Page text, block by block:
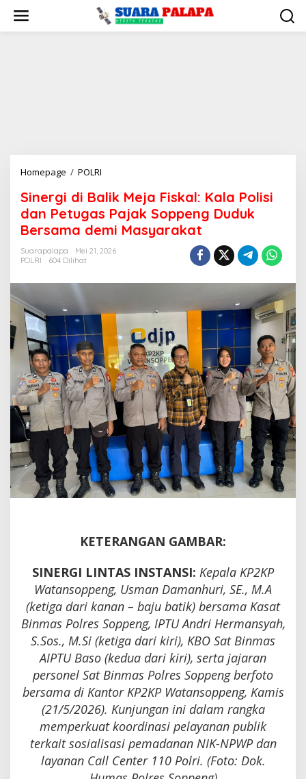
konten
Homepage / POLRI
Balik
Meja
Fiskal:
Polisi
Petugas
Soppeng
Duduk
Bersama
demi
Masyarakat
Sinergi di Balik Meja Fiskal: Kala Polisi
dan Petugas Pajak Soppeng Duduk
Bersama demi Masyarakat
Suarapalapa
Mei 21, 2026
POLRI
604 Dilihat
KETERANGAN GAMBAR:
​SINERGI LINTAS INSTANSI: Kepala KP2KP
Watansoppeng, Usman Damanhuri, SE., M.A
(ketiga dari kanan – baju batik) bersama Kasat
Binmas Polres Soppeng, IPTU Andri Hermansyah,
S.Sos., M.Si (ketiga dari kiri), KBO Sat Binmas
AIPTU Baso (kedua dari kiri), serta jajaran
personel Sat Binmas Polres Soppeng berfoto
bersama di Kantor KP2KP Watansoppeng, Kamis
(21/5/2026). Kunjungan ini dalam rangka
memperkuat koordinasi pelayanan publik
terkait sosialisasi pemadanan NIK-NPWP dan
layanan Call Center 110 Polri. (Foto: Dok.